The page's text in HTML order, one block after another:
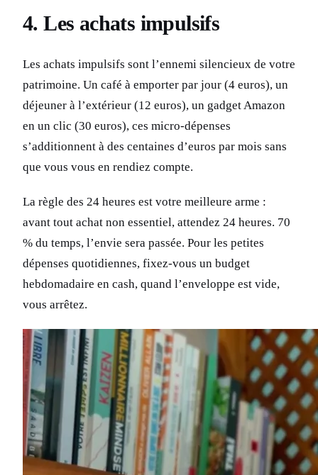
4. Les achats impulsifs
Les achats impulsifs sont l’ennemi silencieux de votre
patrimoine. Un café à emporter par jour (4 euros), un
déjeuner à l’extérieur (12 euros), un gadget Amazon
en un clic (30 euros), ces micro-dépenses
s’additionnent à des centaines d’euros par mois sans
que vous vous en rendiez compte.
La règle des 24 heures est votre meilleure arme :
avant tout achat non essentiel, attendez 24 heures. 70
% du temps, l’envie sera passée. Pour les petites
dépenses quotidiennes, fixez-vous un budget
hebdomadaire en cash, quand l’enveloppe est vide,
vous arrêtez.